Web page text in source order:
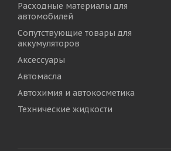
Расходные материалы для
автомобилей
Сопутствующие товары для
аккумуляторов
Аксессуары
Автомасла
Автохимия и автокосметика
Технические жидкости